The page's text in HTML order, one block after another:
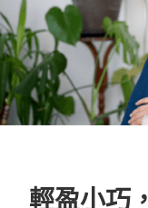
輕盈小巧，